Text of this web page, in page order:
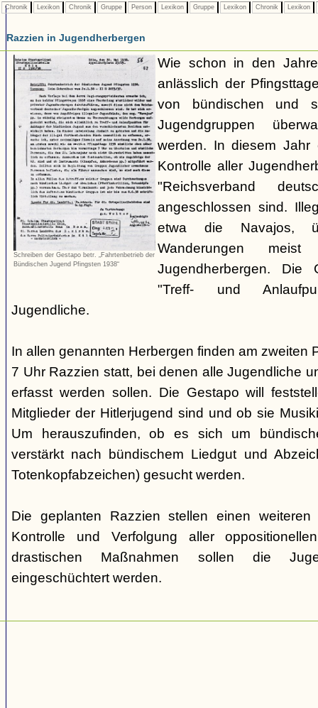
Chronik Lexikon Chronik Gruppe Person Lexikon Gruppe Lexikon Chronik Lexikon
Razzien in Jugendherbergen
Schreiben der Gestapo betr. „Fahrtenbetrieb der
Bündischen Jugend Pfingsten 1938“
Wie schon in den
anlässlich der
von bündischen und
Jugendgruppen
werden. In diesem Jahr
Kontrolle aller
"Reichsverband
angeschlossen sind.
etwa die Navajos,
Wanderungen
Jugendherbergen.
"Treff- und
Jugendliche.
In allen genannten Herbergen finden am zweiten
7 Uhr Razzien statt, bei denen alle Jugendliche
erfasst werden sollen. Die Gestapo will
Mitglieder der Hitlerjugend sind und ob sie
Um herauszufinden, ob es sich um
verstärkt nach bündischem Liedgut und
Totenkopfabzeichen) gesucht werden.
Die geplanten Razzien stellen einen weiteren
Kontrolle und Verfolgung aller
drastischen Maßnahmen sollen die
eingeschüchtert werden.